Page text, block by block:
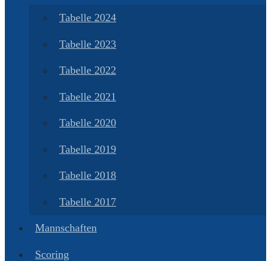
Tabelle 2024
Tabelle 2023
Tabelle 2022
Tabelle 2021
Tabelle 2020
Tabelle 2019
Tabelle 2018
Tabelle 2017
Mannschaften
Scoring